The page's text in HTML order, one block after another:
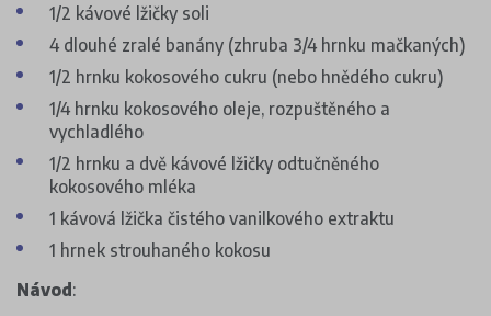
1/2 kávové lžičky soli
4 dlouhé zralé banány (zhruba 3/4 hrnku mačkaných)
1/2 hrnku kokosového cukru (nebo hnědého cukru)
1/4 hrnku kokosového oleje, rozpuštěného a
vychladlého
1/2 hrnku a dvě kávové lžičky odtučněného
kokosového mléka
1 kávová lžička čistého vanilkového extraktu
1 hrnek strouhaného kokosu
Návod: